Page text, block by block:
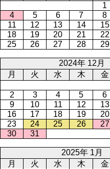
1
4
5 6 7 8
11
12 13 14 15
18
19 20 21 22
25
26 27 28 29
2024年 12月
月
火 水 木 金
2
3 4 5 6
9
10 11 12 13
16
17 18 19 20
23
24 25 26 27
30
31
2025年 1月
月
火 水 木 金